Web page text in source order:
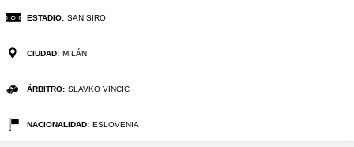
ESTADIO: SAN SIRO
CIUDAD: MILÁN
ÁRBITRO: SLAVKO VINCIC
NACIONALIDAD: ESLOVENIA